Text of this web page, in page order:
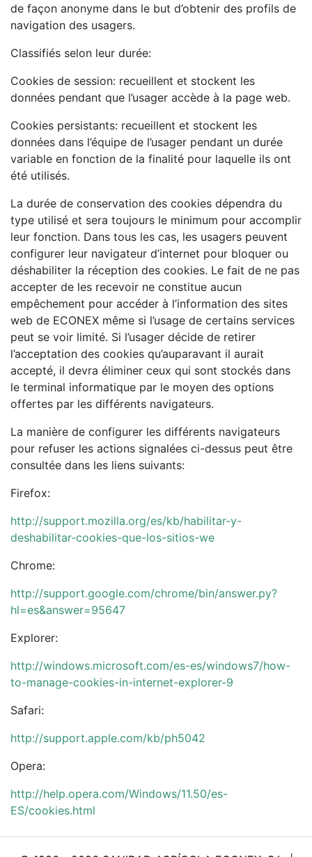
de façon anonyme dans le but d’obtenir des profils de
navigation des usagers.
Classifiés selon leur durée:
Cookies de session: recueillent et stockent les
données pendant que l’usager accède à la page web.
Cookies persistants: recueillent et stockent les
données dans l’équipe de l’usager pendant un durée
variable en fonction de la finalité pour laquelle ils ont
été utilisés.
La durée de conservation des cookies dépendra du
type utilisé et sera toujours le minimum pour accomplir
leur fonction. Dans tous les cas, les usagers peuvent
configurer leur navigateur d’internet pour bloquer ou
déshabiliter la réception des cookies. Le fait de ne pas
accepter de les recevoir ne constitue aucun
empêchement pour accéder à l’information des sites
web de ECONEX même si l’usage de certains services
peut se voir limité. Si l’usager décide de retirer
l’acceptation des cookies qu’auparavant il aurait
accepté, il devra éliminer ceux qui sont stockés dans
le terminal informatique par le moyen des options
offertes par les différents navigateurs.
La manière de configurer les différents navigateurs
pour refuser les actions signalées ci-dessus peut être
consultée dans les liens suivants:
Firefox:
http://support.mozilla.org/es/kb/habilitar-y-
deshabilitar-cookies-que-los-sitios-we
Chrome:
http://support.google.com/chrome/bin/answer.py?
hl=es&answer=95647
Explorer:
http://windows.microsoft.com/es-es/windows7/how-
to-manage-cookies-in-internet-explorer-9
Safari:
http://support.apple.com/kb/ph5042
Opera:
http://help.opera.com/Windows/11.50/es-
ES/cookies.html